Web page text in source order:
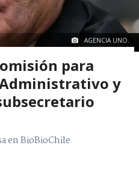
AGENCIA UNO.
para
y
en BioBioChile